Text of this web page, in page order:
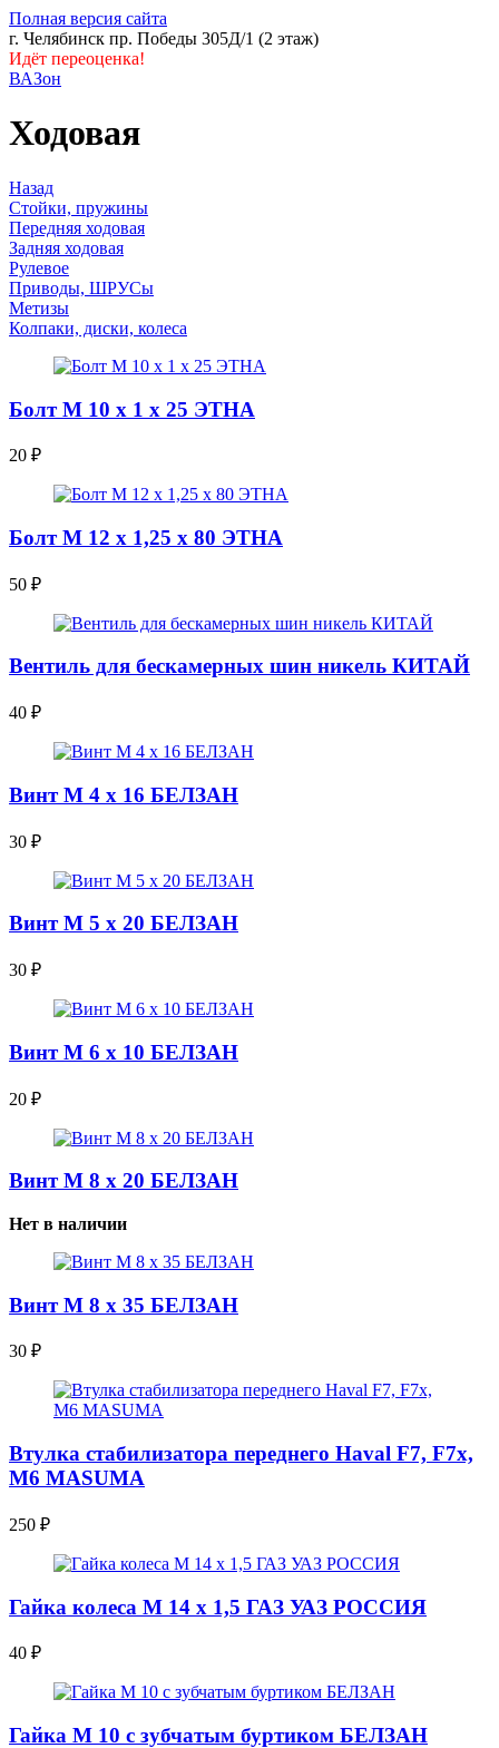
Полная версия сайта
г. Челябинск пр. Победы 305Д/1 (2 этаж)
Идёт переоценка!
ВАЗон
Ходовая
Назад
Стойки, пружины
Передняя ходовая
Задняя ходовая
Рулевое
Приводы, ШРУСы
Метизы
Колпаки, диски, колеса
Болт М 10 х 1 х 25 ЭТНА
20 ₽
Болт М 12 х 1,25 х 80 ЭТНА
50 ₽
Вентиль для бескамерных шин никель КИТАЙ
40 ₽
Винт М 4 х 16 БЕЛЗАН
30 ₽
Винт М 5 х 20 БЕЛЗАН
30 ₽
Винт М 6 х 10 БЕЛЗАН
20 ₽
Винт М 8 х 20 БЕЛЗАН
Нет в наличии
Винт М 8 х 35 БЕЛЗАН
30 ₽
Втулка стабилизатора переднего Haval F7, F7x,
M6 MASUMA
250 ₽
Гайка колеса М 14 х 1,5 ГАЗ УАЗ РОССИЯ
40 ₽
Гайка М 10 с зубчатым буртиком БЕЛЗАН